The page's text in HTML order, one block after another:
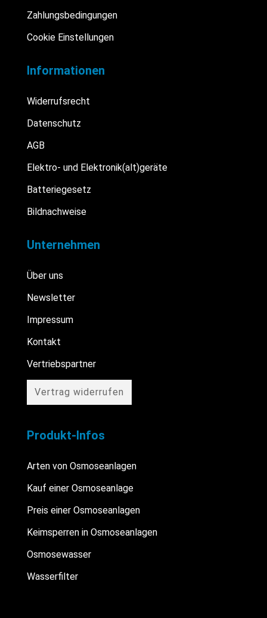
Zahlungsbedingungen
Cookie Einstellungen
Informationen
Widerrufsrecht
Datenschutz
AGB
Elektro- und Elektronik(alt)geräte
Batteriegesetz
Bildnachweise
Unternehmen
Über uns
Newsletter
Impressum
Kontakt
Vertriebspartner
Vertrag widerrufen
Produkt-Infos
Arten von Osmoseanlagen
Kauf einer Osmoseanlage
Preis einer Osmoseanlagen
Keimsperren in Osmoseanlagen
Osmosewasser
Wasserfilter